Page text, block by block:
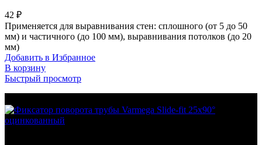
42 ₽
Применяется для выравнивания стен: сплошного (от 5 до 50
мм) и частичного (до 100 мм), выравнивания потолков (до 20
мм)
Добавить в Избранное
В корзину
Быстрый просмотр